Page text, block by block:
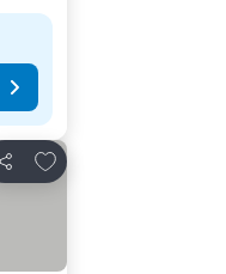
Paylaş
Favorilerime ekle